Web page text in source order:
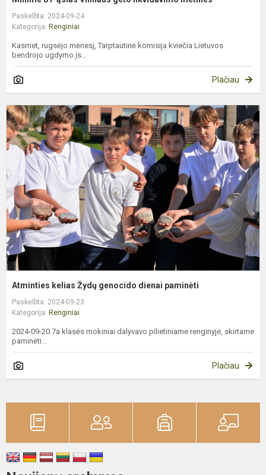
Paskelbta: 2024-09-24
Kategorija: Renginiai
Kasmet, rugsėjo mėnesį, Tarptautinė komisija kviečia Lietuvos
bendrojo ugdymo įs...
Plačiau
Atminties kelias Žydų genocido dienai paminėti
Paskelbta: 2024-09-23
Kategorija: Renginiai
2024-09-20 7a klasės mokiniai dalyvavo pilietiniame renginyje, skirtame
paminėti...
Plačiau